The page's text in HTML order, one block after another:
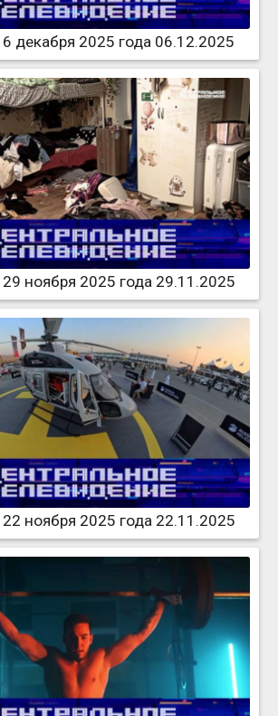
декабря 2025 года 06.12.2025
ноября 2025 года 29.11.2025
ноября 2025 года 22.11.2025